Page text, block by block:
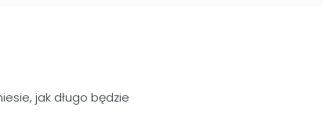
jak długo będzie